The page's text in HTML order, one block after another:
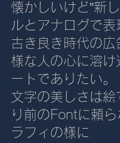
懐かしいけど”新
ルとアナログで表
古き良き時代の広
様な人の心に溶け
ートでありたい。
文字の美しさは絵
り前のFontに頼
ラフィの様に